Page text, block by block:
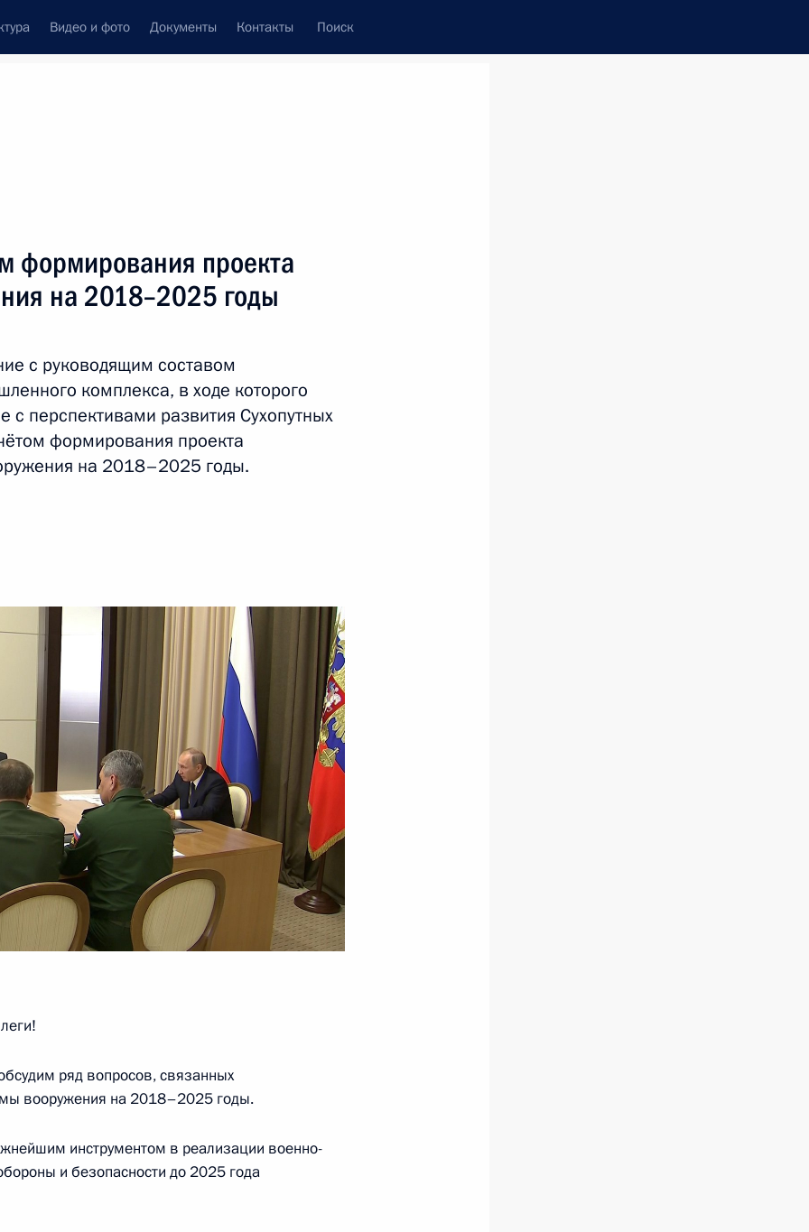
Видео и фото Документы Контакты Поиск
следующие материалы
с принятием закона
в связи с принятием
информационной
информационной
политики в области военно-
2030 года
общества,
обеспечения обороны
формирования проекта
на 2018–2025 годы
с руководящим составом
комплекса, в ходе которого
перспективами развития Сухопутных
формирования проекта
на 2018–2025 годы.
ряд вопросов, связанных
вооружения на 2018–2025 годы.
инструментом в реализации военно-
и безопасности до 2025 года